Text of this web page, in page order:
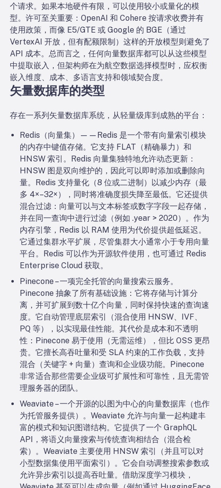
个请求。如果本地硬件有限，可以使用较小或量化的模
型。许可至关重要：OpenAI 和 Cohere 按请求收费并有
使用政策，而像 E5/GTE 或 Google 的 BGE（通过
VertexAI 开放，但有配额限制）这样的开放模型则避免了
API 成本。总而言之，任何向量数据库都可以从这些模型
中提取嵌入，但架构师在为航空数据选择模型时，应权衡
嵌入维度、成本、多语言支持和领域契合度。
矢量数据库的类型
存在一系列矢量数据库系统，从轻量级库到成熟的平台：
Redis（向量集）——Redis 是一个带有向量索引模块
的内存中键值存储。它支持 FLAT（精确暴力）和
HNSW 索引。Redis 向量集独特地允许动态更新：
HNSW 图是双向维护的，因此可以即时添加或删除向
量。Redis 支持量化（8 位或二进制）以减少内存（最
多 4×–32×），同时将准确度损失降至最低。它还提供
混合过滤：向量可以与文本标签或数字字段一起存储，
并在同一查询中进行过滤（例如 .year > 2020）。作为
内存引擎，Redis 以 RAM 使用为代价提供超低延迟。
它通过集群水平扩展，尽管集群大小通常小于专用向量
平台。Redis 可以作为开源软件使用，也可通过 Redis
Enterprise Cloud 获取。
Pinecone – 一项完全托管的向量搜索云服务。
Pinecone 抽象了所有基础设施：它将存储与计算分
离，并可扩展到数十亿个向量，同时保持快速的查询速
度。它自动管理底层索引（混合使用 HNSW、IVF、
PQ 等），以实现最佳性能。其代价是成本和不透明
性：Pinecone 易于使用（无需运维），但比 OSS 更昂
贵。它擅长高吞吐量和受 SLA 约束的工作负载，支持
混合（关键字 + 向量）查询和企业级功能。Pinecone
非常适合那些需要企业级可扩展性和可靠性，且无需管
理服务器的团队。
Weaviate – 一个开源的以图为中心的向量数据库（也作
为托管服务提供）。Weaviate 允许与向量一起构建丰
富的模式和知识图谱结构。它提供了一个 GraphQL
API，将语义向量搜索与传统查询相结合（混合检
索）。Weaviate 主要使用 HNSW 索引（并且可以对
小型数据集使用平面索引）。它会自动调整搜索参数或
允许异步索引以提高吞吐量。借助深度学习模块，